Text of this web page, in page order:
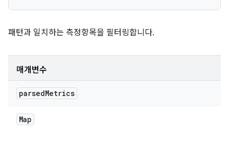
패턴과 일치하는 측정항목을 필터링합니다.
매개변수
parsedMetrics
Map